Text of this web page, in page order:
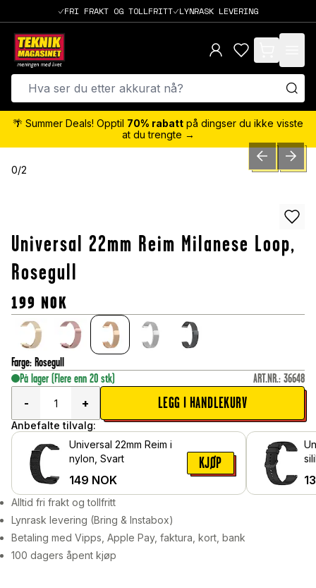
FRI FRAKT OG TOLLFRITT LYNRASK LEVERING
items in cart,
🌴 Summer Deals! Opptil 70% rabatt på dingser du ikke visste
at du trengte →
0/2 PREVIOUSNEXT
Universal 22mm Reim Milanese Loop,
Rosegull
199 NOK
Farge: Rosegull
På lager (Flere enn 20 stk) ART.NR.: 36648
-
+ LEGG I HANDLEKURV
Anbefalte tilvalg:
Universal 22mm Reim i
nylon, Svart
149 NOK
KJØP
Alltid fri frakt og tollfritt
Lynrask levering (Bring & Instabox)
Betaling med Vipps, Apple Pay, faktura, kort, bank
100 dagers åpent kjøp